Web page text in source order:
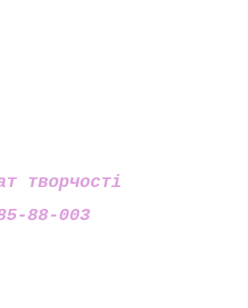
творчості
88-003